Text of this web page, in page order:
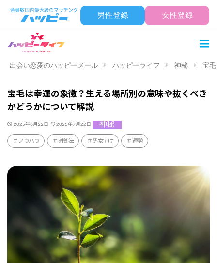
男性登録 女性登録
出会い恋愛のハッピーメール ハッピーライフ 神秘 宝
宝毛は幸運の象徴？生える場所別の意味や抜くべき
かどうかについて解説
2025年6月22日 2025年7月22日 神秘
ノウハウ 対処法 男女向け 運勢